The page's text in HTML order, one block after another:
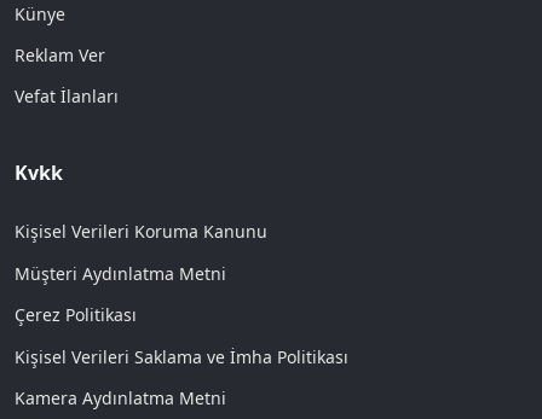
Künye
Reklam Ver
Vefat İlanları
Kvkk
Kişisel Verileri Koruma Kanunu
Müşteri Aydınlatma Metni
Çerez Politikası
Kişisel Verileri Saklama ve İmha Politikası
Kamera Aydınlatma Metni